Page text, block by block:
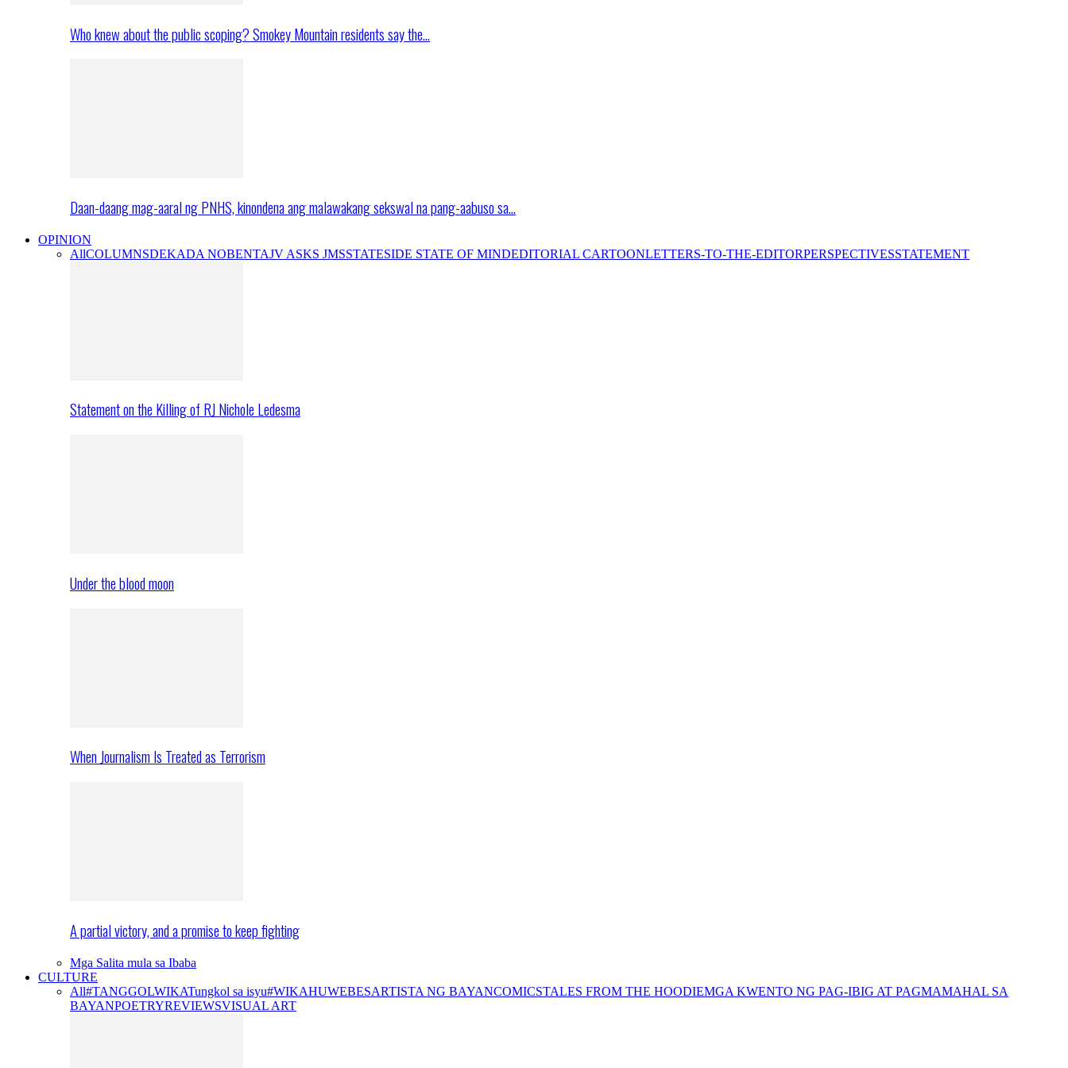
Who knew about the public scoping? Smokey Mountain residents say the…
Daan-daang mag-aaral ng PNHS, kinondena ang malawakang sekswal na pang-aabuso sa…
OPINION
AllCOLUMNSDEKADA NOBENTAJV ASKS JMSSTATESIDE STATE OF MINDEDITORIAL CARTOONLETTERS-TO-THE-EDITORPERSPECTIVESSTATEMENT
Statement on the Killing of RJ Nichole Ledesma
Under the blood moon
When Journalism Is Treated as Terrorism
A partial victory, and a promise to keep fighting
Mga Salita mula sa Ibaba
CULTURE
All#TANGGOLWIKATungkol sa isyu#WIKAHUWEBESARTISTA NG BAYANCOMICSTALES FROM THE HOODIEMGA KWENTO NG PAG-IBIG AT PAGMAMAHAL SA
BAYANPOETRYREVIEWSVISUAL ART